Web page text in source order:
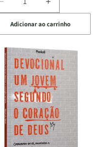
Diminuir
a
quantidade
de
Devocional
Café
com
Mulheres
da
Bíblia
Equipe
Teológica
Penkal
Aumentar
a
quantidade
de
Devocional
Café
com
Mulheres
da
Bíblia
|
Equipe
Teológica
Penkal
Adicionar ao carrinho